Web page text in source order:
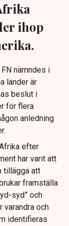
ihop
nämndes i
länder är
beslut i
för flera
anledning
efter
har varit att
tillägga att
framställa
syd” och
varandra och
identifieras